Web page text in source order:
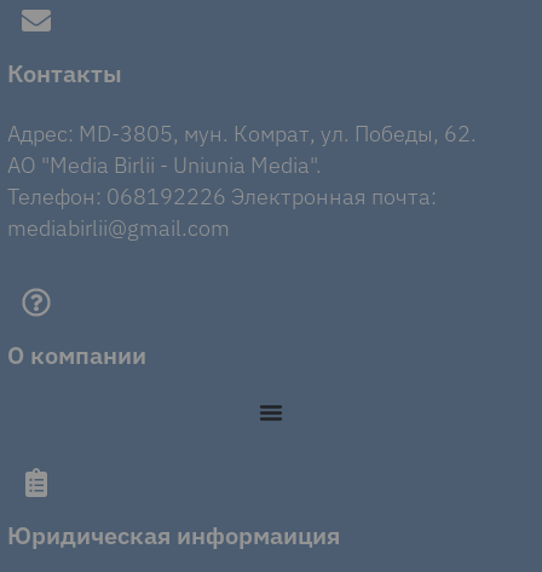
Контакты
Адрес: MD-3805, мун. Комрат, ул. Победы, 62.
AO "Media Birlii - Uniunia Media".
Телефон: 068192226 Электронная почта:
mediabirlii@gmail.com
О компании
Юридическая информаиция